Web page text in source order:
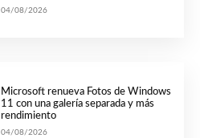
04/08/2026
Microsoft renueva Fotos de Windows
11 con una galería separada y más
rendimiento
04/08/2026